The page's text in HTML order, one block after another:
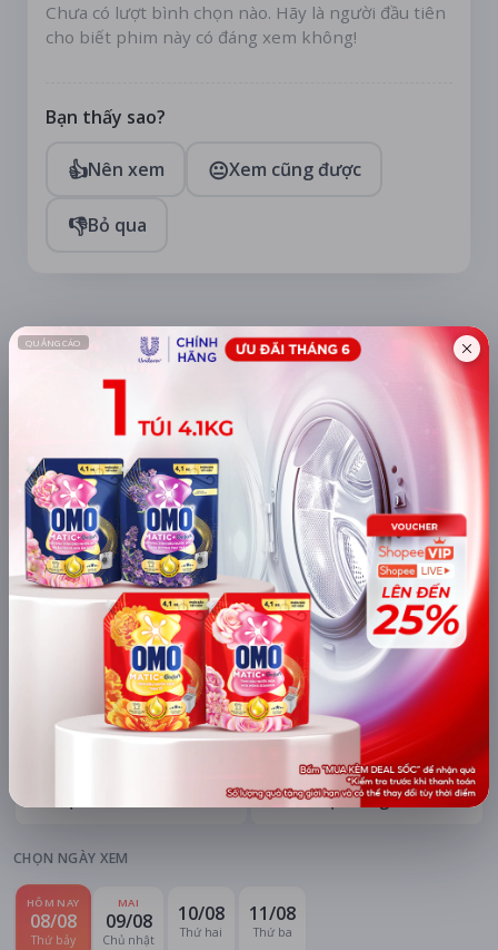
Chưa có lượt bình chọn nào. Hãy là người đầu tiên
cho biết phim này có đáng xem không!
Bạn thấy sao?
👍Nên xem 😐Xem cũng được
👎Bỏ qua
TÀI TRỢ
Quạt mini GOOJODOQ 4000
mAh di động
Khuyến mãi + free ship
Xem khuyến mãi
Chi tiết
LỊCH CHIẾU BÌNH LUẬN ĐÁNH GIÁ TIN TỨC
HỆ THỐNG RẠP
Tất cả hệ thống
CHỌN NGÀY XEM
HÔM NAY
08/08
Thứ bảy
MAI
09/08
Chủ nhật
10/08
Thứ hai
11/08
Thứ ba